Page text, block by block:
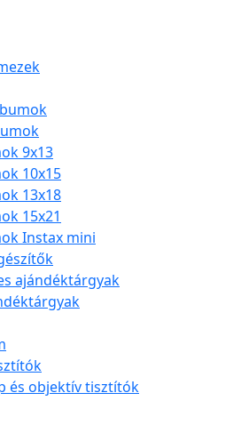
9x13
10x15
13x18
15x21
Instax mini
ajándéktárgyak
és objektív tisztítók